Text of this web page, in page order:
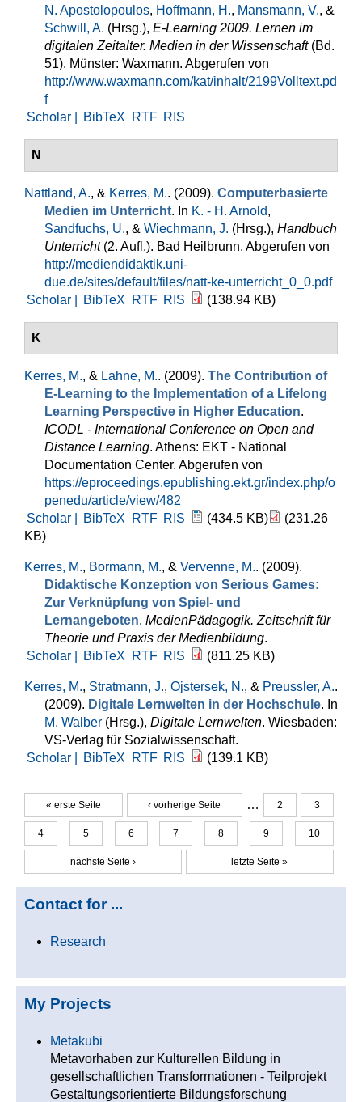
N. Apostolopoulos, Hoffmann, H., Mansmann, V., &
Schwill, A. (Hrsg.), E-Learning 2009. Lernen im
digitalen Zeitalter. Medien in der Wissenschaft(Bd.
51). Münster: Waxmann. Abgerufen von
http://www.waxmann.com/kat/inhalt/2199Volltext.pd
f
Scholar |
BibTeX RTF RIS
N
Nattland, A., & Kerres, M.. (2009). Computerbasierte
Medien im Unterricht. In K. - H. Arnold,
Sandfuchs, U., & Wiechmann, J. (Hrsg.), Handbuch
Unterricht(2. Aufl.). Bad Heilbrunn. Abgerufen von
http://mediendidaktik.uni-
due.de/sites/default/files/natt-ke-unterricht_0_0.pdf
Scholar |
BibTeX RTF RIS (138.94 KB)
K
Kerres, M., & Lahne, M.. (2009). The Contribution of
E-Learning to the Implementation of a Lifelong
Learning Perspective in Higher Education.
ICODL - International Conference on Open and
Distance Learning. Athens: EKT - National
Documentation Center. Abgerufen von
https://eproceedings.epublishing.ekt.gr/index.php/o
penedu/article/view/482
Scholar |
BibTeX RTF RIS (434.5 KB)
(231.26
KB)
Kerres, M., Bormann, M., & Vervenne, M.. (2009).
Didaktische Konzeption von Serious Games:
Zur Verknüpfung von Spiel- und
Lernangeboten. MedienPädagogik. Zeitschrift für
Theorie und Praxis der Medienbildung.
Scholar |
BibTeX RTF RIS (811.25 KB)
Kerres, M., Stratmann, J., Ojstersek, N., & Preussler, A..
(2009). Digitale Lernwelten in der Hochschule. In
M. Walber (Hrsg.), Digitale Lernwelten. Wiesbaden:
VS-Verlag für Sozialwissenschaft.
Scholar |
BibTeX RTF RIS (139.1 KB)
Seiten
« erste Seite ‹ vorherige Seite … 2 3
4 5 6 7 8 9 10
nächste Seite › letzte Seite »
Contact for ...
Research
My Projects
Metakubi
Metavorhaben zur Kulturellen Bildung in
gesellschaftlichen Transformationen - Teilprojekt
Gestaltungsorientierte Bildungsforschung